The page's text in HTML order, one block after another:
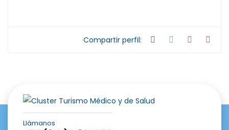
Compartir perfil:
Llámanos